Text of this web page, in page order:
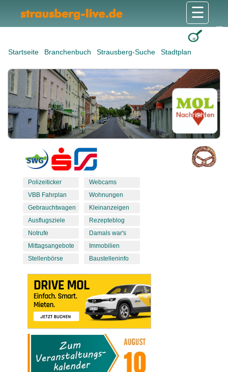
Startseite Branchenbuch Strausberg-Suche Stadtplan
☰
Polizeiticker
VBB Fahrplan
Gebrauchtwagen
Ausflugsziele
Notrufe
Mittagsangebote
Stellenbörse
Webcams
Wohnungen
Kleinanzeigen
Rezepteblog
Damals war's
Immobilien
Baustelleninfo